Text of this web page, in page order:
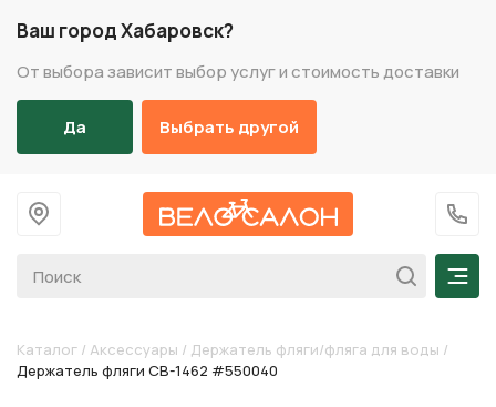
Ваш город Хабаровск?
От выбора зависит выбор услуг и стоимость доставки
Да Выбрать другой
На главную
+7
Каталог / Аксессуары / Держатель фляги/фляга для воды /
Держатель фляги CB-1462 #550040